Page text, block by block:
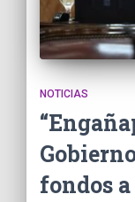
NOTICIAS
fondos